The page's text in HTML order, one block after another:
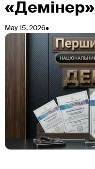
«Демінер»
May 15, 2026•